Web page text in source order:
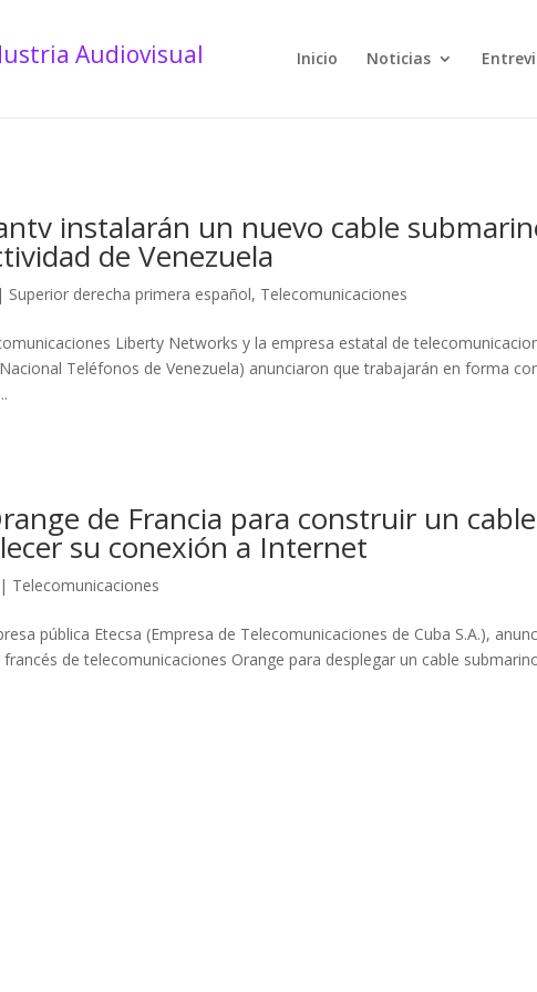
Inicio Noticias
instalarán un nuevo cable
de Venezuela
| Superior derecha primera español, Telecomunicaciones
Liberty Networks y la empresa estatal de
Teléfonos de Venezuela) anunciaron que trabajarán en forma
de Francia para construir un cable
su conexión a Internet
| Telecomunicaciones
pública Etecsa (Empresa de Telecomunicaciones de Cuba S.A.),
de telecomunicaciones Orange para desplegar un cable